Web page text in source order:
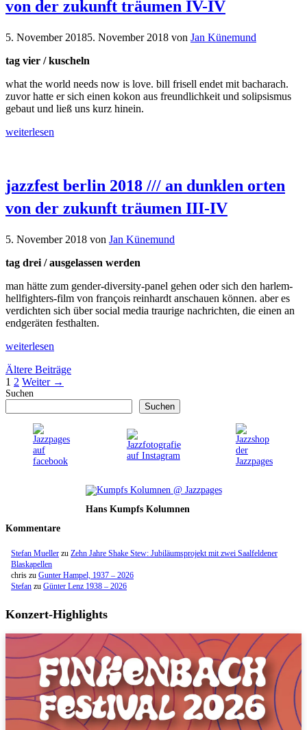
von der zukunft träumen IV-IV
5. November 20185. November 2018 von Jan Künemund
tag vier / kuscheln
what the world needs now is love. bill frisell endet mit bacharach.
zuvor hatte er sich einen kokon aus freundlichkeit und solipsismus
gebaut und ließ uns kurz hinein.
weiterlesen
jazzfest berlin 2018 /// an dunklen orten
von der zukunft träumen III-IV
5. November 2018 von Jan Künemund
tag drei / ausgelassen werden
man hätte zum gender-diversity-panel gehen oder sich den harlem-
hellfighters-film von françois reinhardt anschauen können. aber es
verdichten sich über social media traurige nachrichten, die einen an
endgeräten festhalten.
weiterlesen
Ältere Beiträge
Seite
1 Seite
2 Weiter →
Suchen
Suchen
Hans Kumpfs Kolumnen
Kommentare
Stefan Mueller zu Zehn Jahre Shake Stew: Jubiläumsprojekt mit zwei Saalfeldener
Blaskapellen
chris zu Gunter Hampel, 1937 – 2026
Stefan zu Günter Lenz 1938 – 2026
Konzert-Highlights